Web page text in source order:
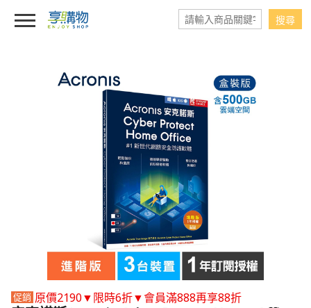
原價2190▼限時6折▼會員滿888再享88折